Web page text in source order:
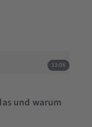
13:06
und warum